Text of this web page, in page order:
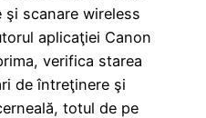
scanare wireless
aplicaţiei Canon
verifica starea
de întreţinere şi
totul de pe